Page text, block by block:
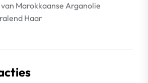
Marokkaanse Arganolie
Haar